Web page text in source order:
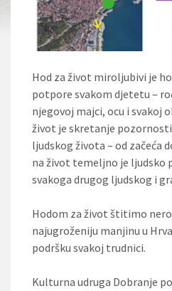
Hod za život miroljubivi je
potpore svakom djetetu –
njegovoj majci, ocu i svakoj
život je skretanje
ljudskog života – od začeća
na život temeljno je ljudsko
svakoga drugog ljudskog i
Hodom za život štitimo
najugroženiju manjinu u
podršku svakoj trudnici.
Kulturna udruga Dobranje